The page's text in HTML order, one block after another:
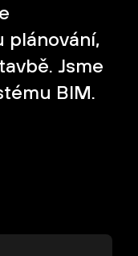
plánování,
Jsme
BIM.